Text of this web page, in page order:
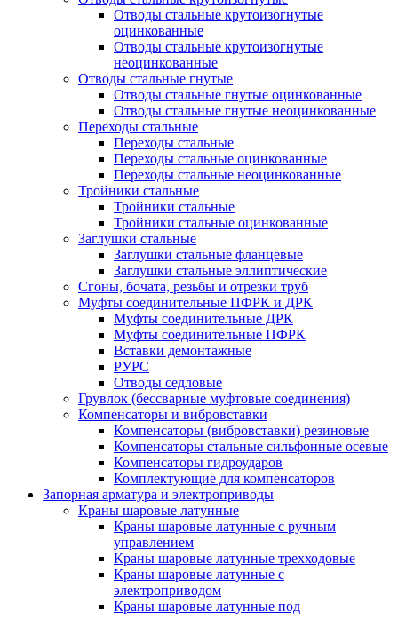
Отводы стальные крутоизогнутые
оцинкованные
Отводы стальные крутоизогнутые
неоцинкованные
Отводы стальные гнутые
Отводы стальные гнутые оцинкованные
Отводы стальные гнутые неоцинкованные
Переходы стальные
Переходы стальные
Переходы стальные оцинкованные
Переходы стальные неоцинкованные
Тройники стальные
Тройники стальные
Тройники стальные оцинкованные
Заглушки стальные
Заглушки стальные фланцевые
Заглушки стальные эллиптические
Сгоны, бочата, резьбы и отрезки труб
Муфты соединительные ПФРК и ДРК
Муфты соединительные ДРК
Муфты соединительные ПФРК
Вставки демонтажные
РУРС
Отводы седловые
Грувлок (бессварные муфтовые соединения)
Компенсаторы и вибровставки
Компенсаторы (вибровставки) резиновые
Компенсаторы стальные сильфонные осевые
Компенсаторы гидроударов
Комплектующие для компенсаторов
Запорная арматура и электроприводы
Краны шаровые латунные
Краны шаровые латунные с ручным
управлением
Краны шаровые латунные трехходовые
Краны шаровые латунные с
электроприводом
Краны шаровые латунные под